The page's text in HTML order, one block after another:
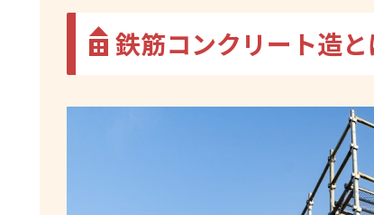
鉄筋コンクリート造と